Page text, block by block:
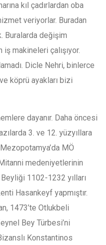
kıl çadırlardan oba
veriyorlar. Buradan
Buralarda değişim
iş makineleri çalışıyor.
Dicle Nehri, binlerce
köprü ayakları bizi
dayanır. Daha öncesi
3. ve 12. yüzyıllara
MÖ
medeniyetlerinin
1102-1232 yılları
Hasankeyf yapmıştır.
1473’te Otlukbeli
Bey Türbesi’ni
Konstantinos